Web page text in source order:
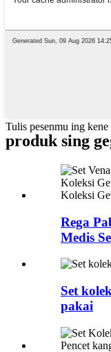
Tulis pesenmu ing
produk sing
Rega
Medis
Set
pakai